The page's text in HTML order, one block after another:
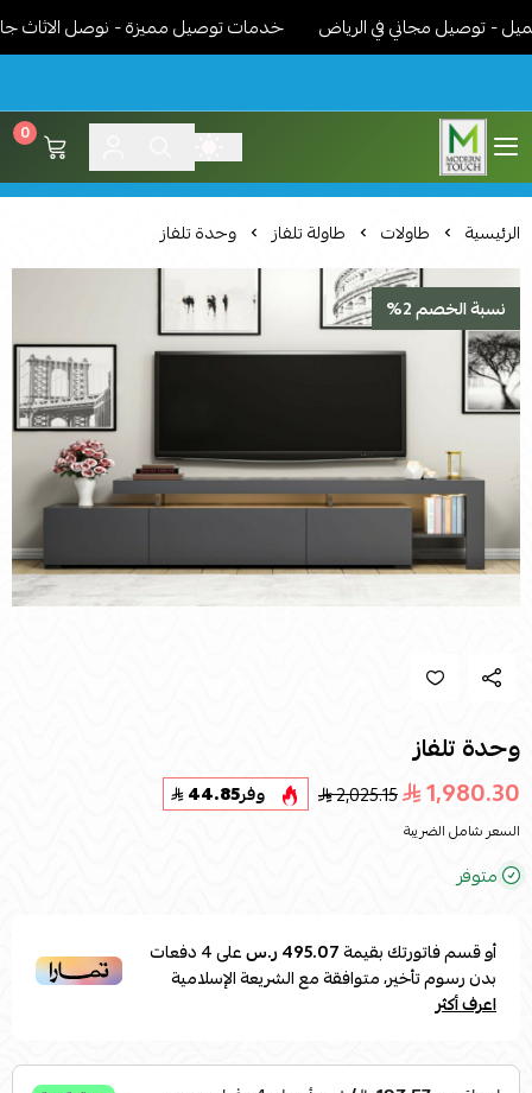
توصيل مجاني في الرياض خدمات توصيل مميزة - نوصل الاثاث
اثاث مودرن لمسة عصرية
0
الرئيسية طاولات طاولة تلفاز وحدة تلفاز
نسبة الخصم 2%
وحدة تلفاز
1,980.30
2,025.15 وفر44.85
السعر شامل الضريبة
متوفر
أو قسم فاتورتك بقيمة495.07 ر.س على4دفعات
بدون رسوم تأخير، متوافقة مع الشريعة الإسلامية
اعرف أكثر